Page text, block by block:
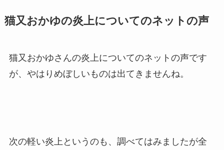
猫又おかゆの炎上についてのネットの声
猫又おかゆさんの炎上についてのネットの声です
が、やはりめぼしいものは出てきませんね。
次の軽い炎上というのも、調べてはみましたが全